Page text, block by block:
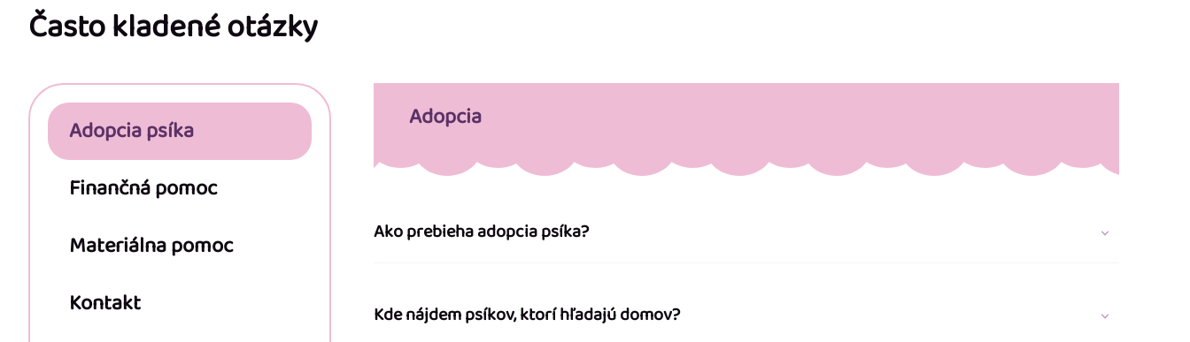
Často kladené otázky
Adopcia psíka
Finančná pomoc
Materiálna pomoc
Kontakt
Adopcia
Ako prebieha adopcia psíka?
Kde nájdem psíkov, ktorí hľadajú domov?